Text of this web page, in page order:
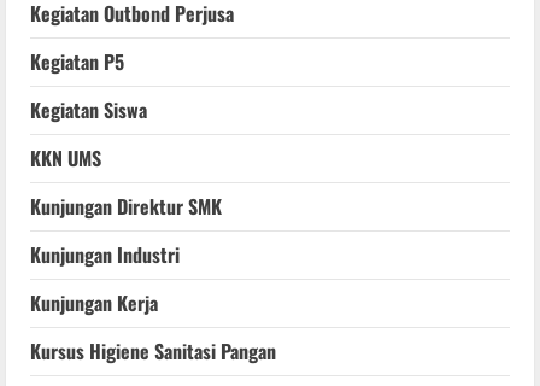
Kegiatan Outbond Perjusa
Kegiatan P5
Kegiatan Siswa
KKN UMS
Kunjungan Direktur SMK
Kunjungan Industri
Kunjungan Kerja
Kursus Higiene Sanitasi Pangan